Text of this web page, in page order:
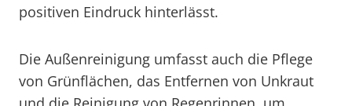
positiven Eindruck hinterlässt.
Die Außenreinigung umfasst auch die Pflege
von Grünflächen, das Entfernen von Unkraut